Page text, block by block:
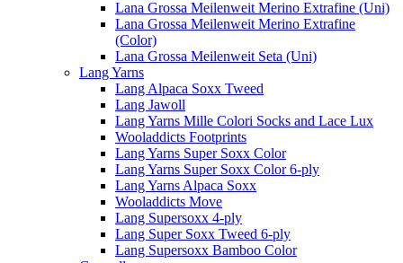
Lana Grossa Meilenweit Merino Extrafine (Uni)
Lana Grossa Meilenweit Merino Extrafine
(Color)
Lana Grossa Meilenweit Seta (Uni)
Lang Yarns
Lang Alpaca Soxx Tweed
Lang Jawoll
Lang Yarns Mille Colori Socks and Lace Lux
Wooladdicts Footprints
Lang Yarns Super Soxx Color
Lang Yarns Super Soxx Color 6-ply
Lang Yarns Alpaca Soxx
Wooladdicts Move
Lang Supersoxx 4-ply
Lang Super Soxx Tweed 6-ply
Lang Supersoxx Bamboo Color